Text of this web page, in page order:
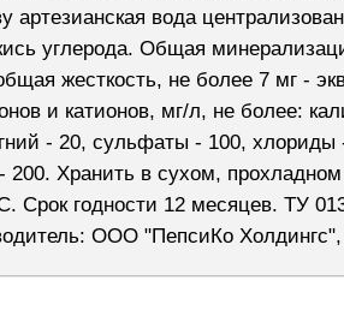
артезианская вода
углерода. Общая
жесткость, не более 7 мг -
и катионов, мг/л, не более:
- 20, сульфаты - 100, хлориды
200. Хранить в сухом,
Срок годности 12 месяцев. ТУ
ООО "ПепсиКо